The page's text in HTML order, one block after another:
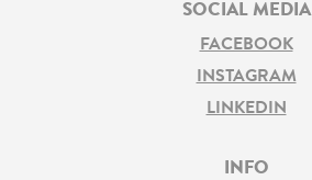
SOCIAL MEDIA
FACEBOOK
INSTAGRAM
LINKEDIN
INFO